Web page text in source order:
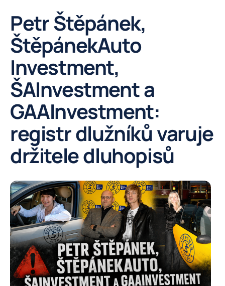
Petr Štěpánek,
ŠtěpánekAuto
Investment,
ŠAInvestment a
GAAInvestment:
registr dlužníků varuje
držitele dluhopisů